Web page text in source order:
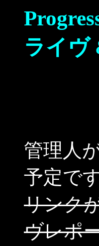
ライヴ
管理人
予定です
リンク
ヴレポ